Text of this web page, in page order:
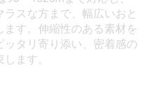
スな方まで、幅広いおと
す。伸縮性のある素材を
タリ寄り添い、密着感の
ます。